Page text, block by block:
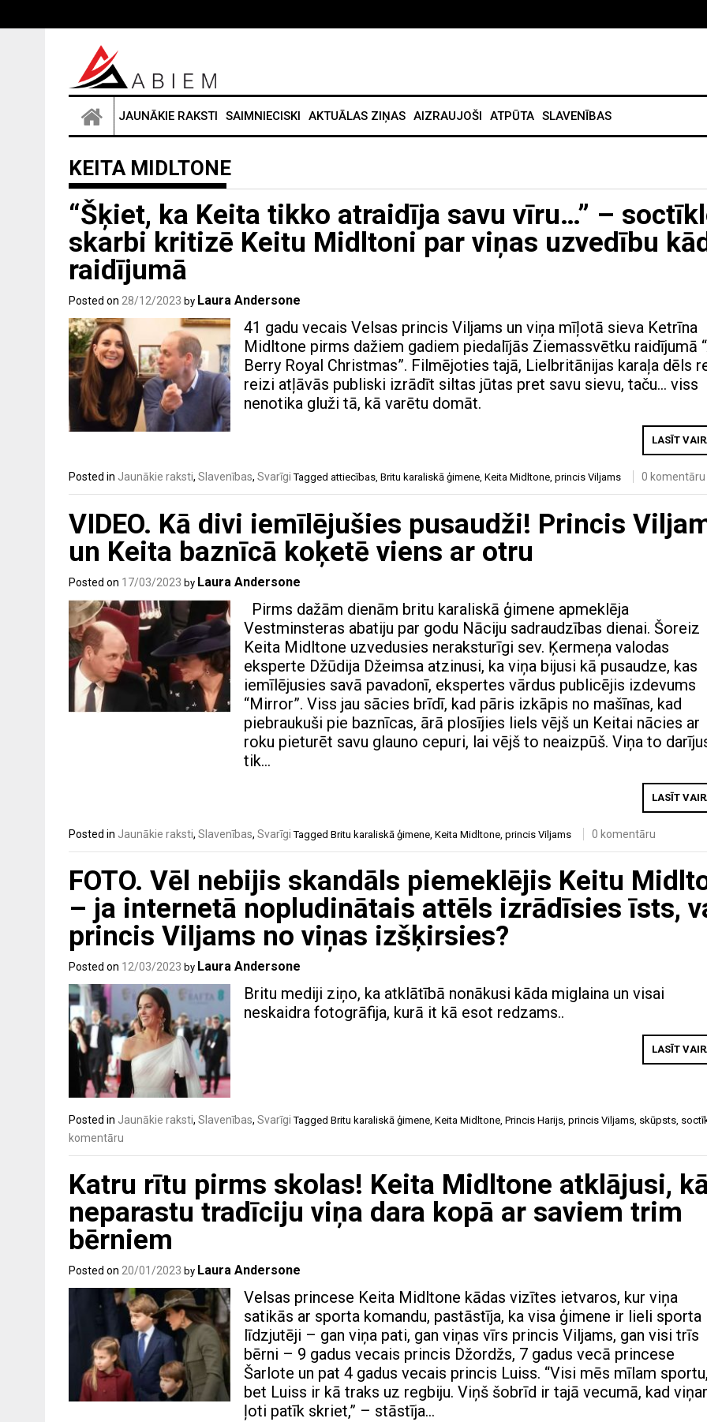
JAUNĀKIE RAKSTI SAIMNIECISKI AKTUĀLAS ZIŅAS AIZRAUJOŠI ATPŪTA SLAVENĪBAS
KEITA MIDLTONE
“Šķiet, ka Keita tikko atraidīja savu vīru…” –
skarbi kritizē Keitu Midltoni par viņas uzvedību
raidījumā
Posted on 28/12/2023 by Laura Andersone
41 gadu vecais Velsas princis Viljams un viņa mīļotā sieva Ketrīna
Midltone pirms dažiem gadiem piedalījās Ziemassvētku raidījumā
Berry Royal Christmas”. Filmējoties tajā, Lielbritānijas karaļa dēls
reizi atļāvās publiski izrādīt siltas jūtas pret savu sievu, taču… viss
nenotika gluži tā, kā varētu domāt.
LASĪT
Posted in Jaunākie raksti, Slavenības, Svarīgi Tagged attiecības, Britu karaliskā ģimene, Keita Midltone, princis Viljams 0 komentāru
VIDEO. Kā divi iemīlējušies pusaudži! Princis
un Keita baznīcā koķetē viens ar otru
Posted on 17/03/2023 by Laura Andersone
Pirms dažām dienām britu karaliskā ģimene apmeklēja
Vestminsteras abatiju par godu Nāciju sadraudzības dienai. Šoreiz
Keita Midltone uzvedusies neraksturīgi sev. Ķermeņa valodas
eksperte Džūdija Džeimsa atzinusi, ka viņa bijusi kā pusaudze, kas
iemīlējusies savā pavadonī, ekspertes vārdus publicējis izdevums
“Mirror”. Viss jau sācies brīdī, kad pāris izkāpis no mašīnas, kad
piebraukuši pie baznīcas, ārā plosījies liels vējš un Keitai nācies ar
roku pieturēt savu glauno cepuri, lai vējš to neaizpūš. Viņa to
tik…
LASĪT
Posted in Jaunākie raksti, Slavenības, Svarīgi Tagged Britu karaliskā ģimene Keita Midltone princis Viljams 0 komentāru
FOTO. Vēl nebijis skandāls piemeklējis Keitu
– ja internetā nopludinātais attēls izrādīsies īsts,
princis Viljams no viņas izšķirsies?
Posted on 12/03/2023 by Laura Andersone
Britu mediji ziņo, ka atklātībā nonākusi kāda miglaina un visai
neskaidra fotogrāfija, kurā it kā esot redzams..
LASĪT
Posted in Jaunākie raksti, Slavenības, Svarīgi Tagged Britu karaliskā ģimene Keita Midltone Princis Harijs princis Viljams skūpsts
komentāru
Katru rītu pirms skolas! Keita Midltone atklājusi,
neparastu tradīciju viņa dara kopā ar saviem trim
bērniem
Posted on 20/01/2023 by Laura Andersone
Velsas princese Keita Midltone kādas vizītes ietvaros, kur viņa
satikās ar sporta komandu, pastāstīja, ka visa ģimene ir lieli sporta
līdzjutēji – gan viņa pati, gan viņas vīrs princis Viljams, gan visi trīs
bērni – 9 gadus vecais princis Džordžs, 7 gadus vecā princese
Šarlote un pat 4 gadus vecais princis Luiss. “Visi mēs mīlam sportu,
bet Luiss ir kā traks uz regbiju. Viņš šobrīd ir tajā vecumā, kad
ļoti patīk skriet,” – stāstīja…